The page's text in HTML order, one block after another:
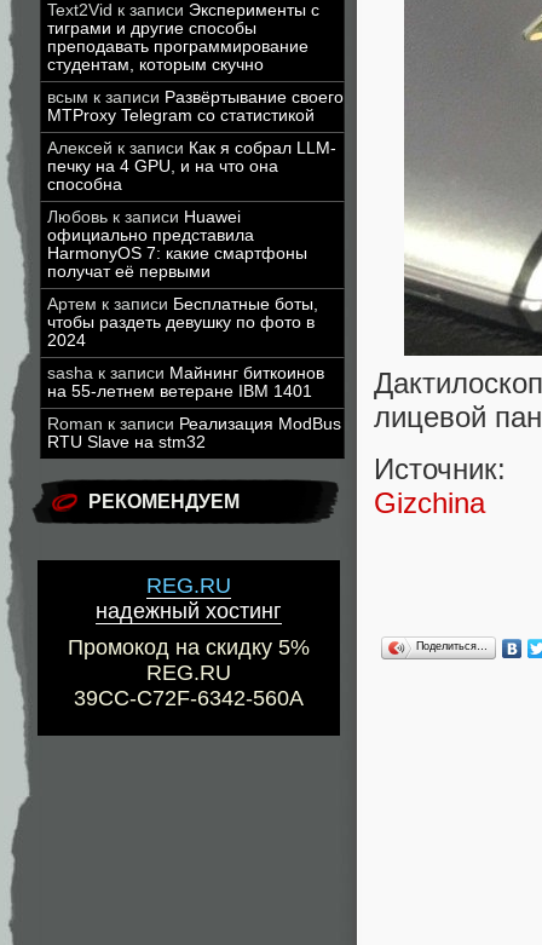
Text2Vid к записи Эксперименты с
тиграми и другие способы
преподавать программирование
студентам, которым скучно
всым к записи Развёртывание своего
MTProxy Telegram со статистикой
Алексей к записи Как я собрал LLM-
печку на 4 GPU, и на что она
способна
Любовь к записи Huawei
официально представила
HarmonyOS 7: какие смартфоны
получат её первыми
Артем к записи Бесплатные боты,
чтобы раздеть девушку по фото в
2024
sasha к записи Майнинг биткоинов
на 55-летнем ветеране IBM 1401
Roman к записи Реализация ModBus
RTU Slave на stm32
РЕКОМЕНДУЕМ
REG.RU
надежный хостинг
Промокод на скидку 5%
REG.RU
39CC-C72F-6342-560A
лицевой
Источник:
Gizchina
Поделиться…